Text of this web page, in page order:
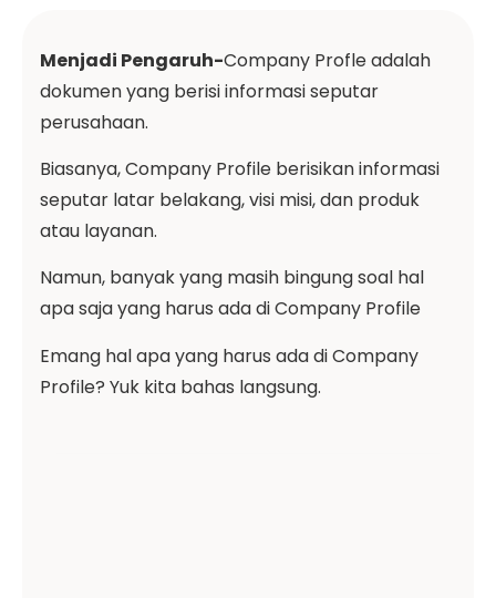
Menjadi Pengaruh-Company Profle adalah
dokumen yang berisi informasi seputar
perusahaan.
Biasanya, Company Profile berisikan informasi
seputar latar belakang, visi misi, dan produk
atau layanan.
Namun, banyak yang masih bingung soal hal
apa saja yang harus ada di Company Profile
Emang hal apa yang harus ada di Company
Profile? Yuk kita bahas langsung.